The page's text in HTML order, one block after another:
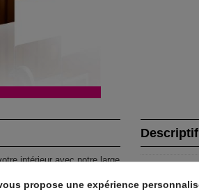
intérieur avec notre large
propose une expérience